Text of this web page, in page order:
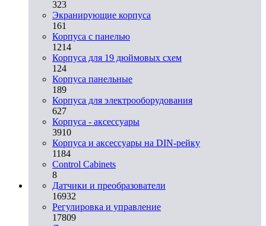
323
Экранирующие корпуса
161
Корпуса с панелью
1214
Корпуса для 19 дюймовых схем
124
Корпуса панельные
189
Корпуса для электрооборудования
627
Корпуса - аксессуары
3910
Корпуса и аксессуары на DIN-рейку
1184
Control Cabinets
8
Датчики и преобразователи
16932
Регулировка и управление
17809